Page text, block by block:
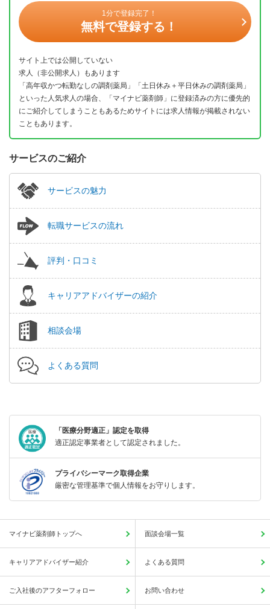
1分で登録完了！
無料で登録する！
サイト上では公開していない
求人（非公開求人）もあります
「高年収かつ転勤なしの調剤薬局」「土日休み＋平日休みの調剤薬局」
といった人気求人の場合、「マイナビ薬剤師」に登録済みの方に優先的
にご紹介してしまうこともあるためサイトには求人情報が掲載されない
こともあります。
サービスのご紹介
サービスの魅力
転職サービスの流れ
評判・口コミ
キャリアアドバイザーの紹介
相談会場
よくある質問
「医療分野適正」認定を取得
適正認定事業者として認定されました。
プライバシーマーク取得企業
厳密な管理基準で個人情報をお守りします。
マイナビ薬剤師トップへ 面談会場一覧
キャリアアドバイザー紹介 よくある質問
ご入社後のアフターフォロー お問い合わせ